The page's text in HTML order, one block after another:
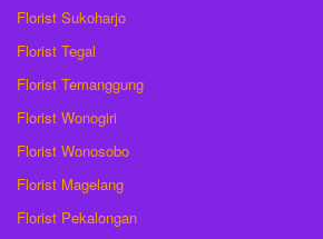
Florist Sukoharjo
Florist Tegal
Florist Temanggung
Florist Wonogiri
Florist Wonosobo
Florist Magelang
Florist Pekalongan